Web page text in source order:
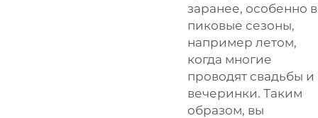
заранее, особенно в
пиковые сезоны,
например летом,
когда многие
проводят свадьбы и
вечеринки. Таким
образом, вы